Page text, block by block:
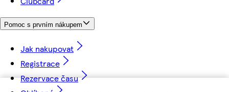
Pomoc s prvním nákupem
Jak nakupovat
Registrace
Rezervace času